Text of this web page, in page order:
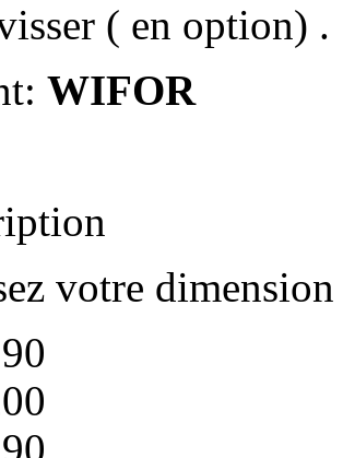
( en option) .
WIFOR
votre dimension